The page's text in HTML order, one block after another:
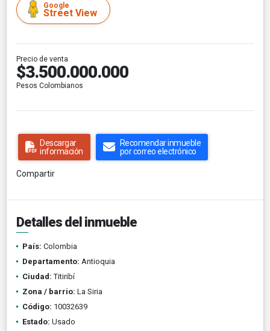
Google
Street View
Precio de venta
$3.500.000.000
Pesos Colombianos
Descargar
información
Recomendar inmueble
por correo electrónico
Compartir
Detalles del inmueble
País: Colombia
Departamento: Antioquia
Ciudad: Titiribí
Zona / barrio: La Siria
Código: 10032639
Estado: Usado